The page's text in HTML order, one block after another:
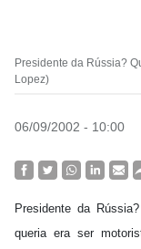
Presidente da Rússia?
Lopez)
06/09/2002 - 10:00
Presidente da
queria era ser